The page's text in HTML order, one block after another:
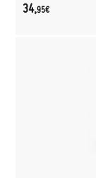
34,95€